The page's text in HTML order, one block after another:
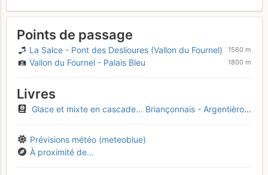
Points de passage
La Salce - Pont des Deslioures (Vallon du Fournel) 1560 m
Vallon du Fournel - Palais Bleu 1800 m
Livres
Glace et mixte en cascade... Briançonnais - Argentièrois - Embrunais
Prévisions météo (meteoblue)
À proximité de...